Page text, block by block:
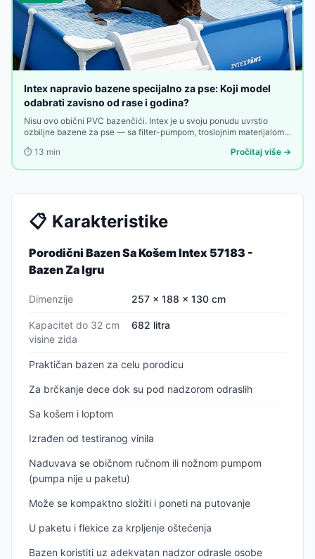
Intex napravio bazene specijalno za pse: Koji model
odabrati zavisno od rase i godina?
Nisu ovo obični PVC bazenčići. Intex je u svoju ponudu uvrstio
ozbiljne bazene za pse — sa filter-pumpom, troslojnim materijalom i
⏱️ 13 min Pročitaj više →
📋 Karakteristike
Porodični Bazen Sa Košem Intex 57183 -
Bazen Za Igru
Dimenzije 257 x 188 x 130 cm
Kapacitet do 32 cm
visine zida
682 litra
Praktičan bazen za celu porodicu
Za brčkanje dece dok su pod nadzorom odraslih
Sa košem i loptom
Izrađen od testiranog vinila
Naduvava se običnom ručnom ili nožnom pumpom
(pumpa nije u paketu)
Može se kompaktno složiti i poneti na putovanje
U paketu i flekice za krpljenje oštećenja
Bazen koristiti uz adekvatan nadzor odrasle osobe